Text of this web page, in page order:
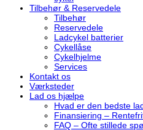
Tilbehør & Reservedele
Tilbehør
Reservedele
Ladcykel batterier
Cykellåse
Cykelhjelme
Services
Kontakt os
Værksteder
Lad os hjælpe
Hvad er den bedste
Finansiering –
FAQ – Ofte stillede